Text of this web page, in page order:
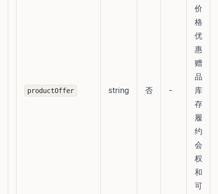
productOffer string 否 -
价
格、
优
惠、
赠
品、
库
存、
履
约、
会员
权益
和不
可承